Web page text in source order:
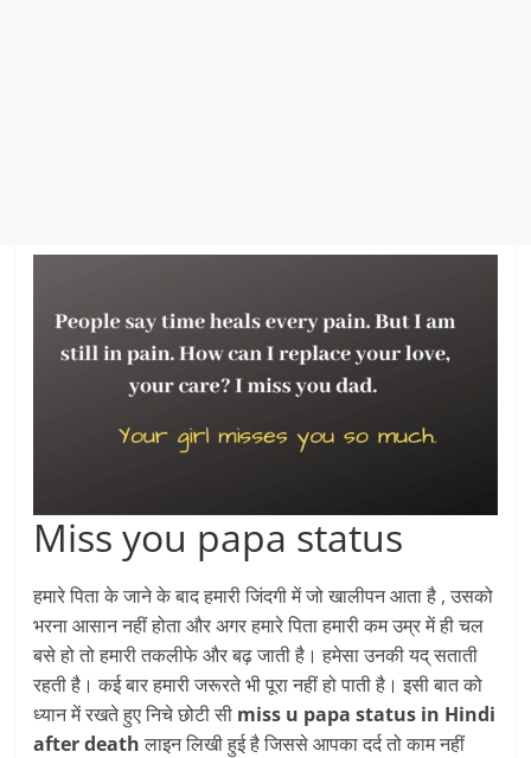
Miss you papa status
हमारे पिता के जाने के बाद हमारी जिंदगी में जो खालीपन आता है , उसको
भरना आसान नहीं होता और अगर हमारे पिता हमारी कम उम्र में ही चल
बसे हो तो हमारी तकलीफे और बढ़ जाती है। हमेसा उनकी यद् सताती
रहती है। कई बार हमारी जरूरते भी पूरा नहीं हो पाती है। इसी बात को
ध्यान में रखते हुए निचे छोटी सी miss u papa status in Hindi
after deathलाइन लिखी हुई है जिससे आपका दर्द तो काम नहीं